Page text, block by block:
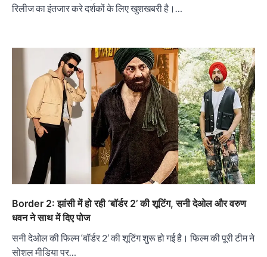
रिलीज का इंतजार करे दर्शकों के लिए खुशखबरी है।…
Border 2: झांसी में हो रही ‘बॉर्डर 2’ की शूटिंग, सनी देओल और वरुण
धवन ने साथ में दिए पोज
सनी देओल की फिल्म ‘बॉर्डर 2’ की शूटिंग शुरू हो गई है। फिल्म की पूरी टीम ने
सोशल मीडिया पर…